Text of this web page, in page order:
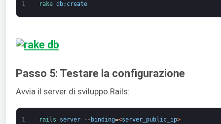
1 rake db: create
Passo 5: Testare la configurazione
Avvia il server di sviluppo Rails:
1 rails server -- binding=<server_public_ip>